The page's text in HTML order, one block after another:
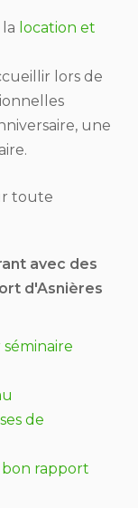
location et
lors de
une
toute
avec des
d'Asnières
de
rapport